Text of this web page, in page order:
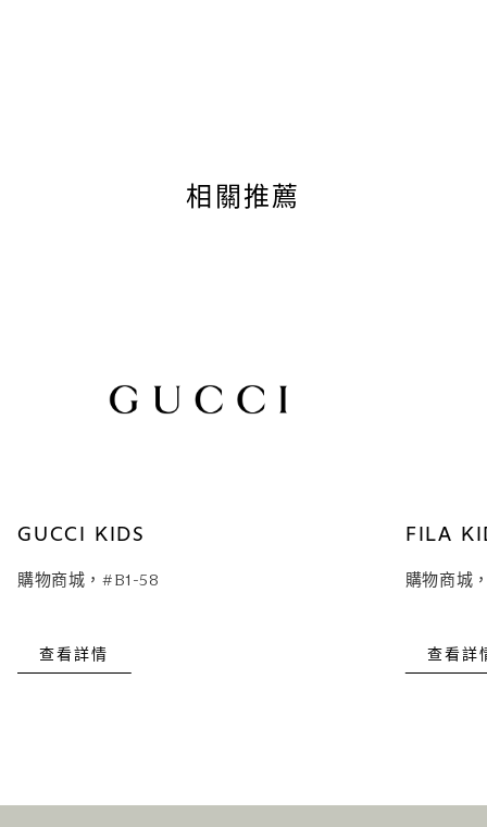
相關推薦
GUCCI KIDS
購物商城，#B1-58
查看詳情
FILA
購物商城
查看詳